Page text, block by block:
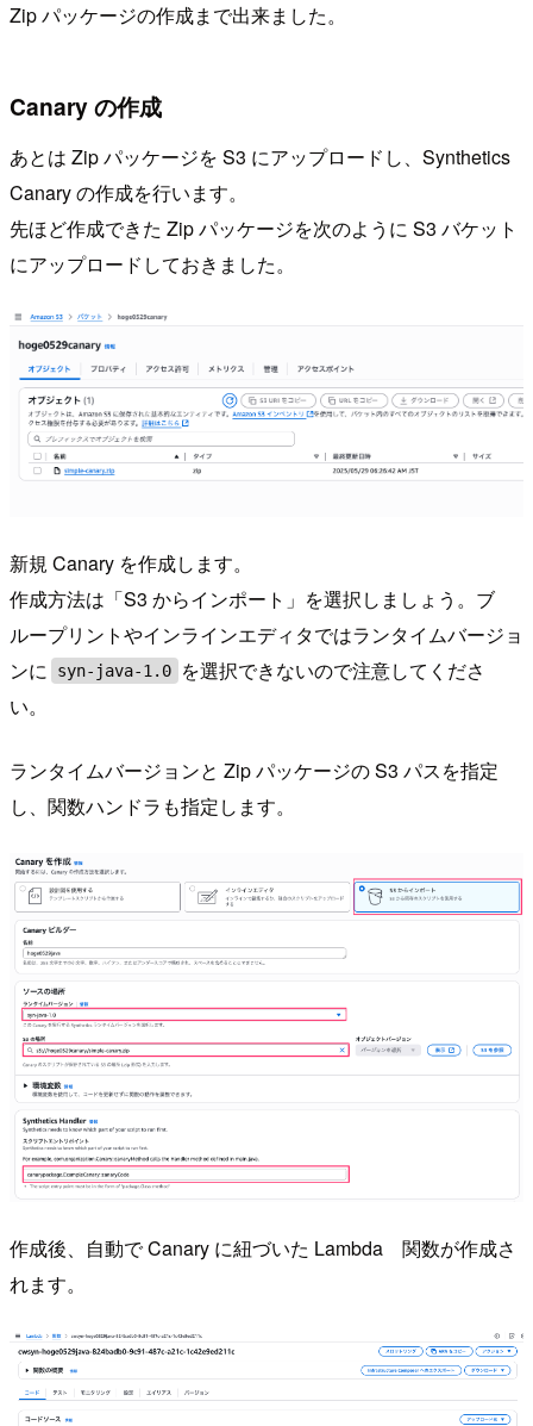
Zip パッケージの作成まで出来ました。
Canary の作成
あとは Zip パッケージを S3 にアップロードし、Synthetics
Canary の作成を行います。
先ほど作成できた Zip パッケージを次のように S3 バケット
にアップロードしておきました。
新規 Canary を作成します。
作成方法は「S3 からインポート」を選択しましょう。ブ
ループリントやインラインエディタではランタイムバージョ
ンに
syn-java-1.0
を選択できないので注意してくださ
い。
ランタイムバージョンと Zip パッケージの S3 パスを指定
し、関数ハンドラも指定します。
作成後、自動で Canary に紐づいた Lambda 関数が作成さ
れます。